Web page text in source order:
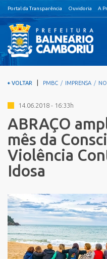
Portal da Transparência Ouvidoria A
VOLTAR PMBC IMPRENSA
14.06.2018 - 16:33h
ABRAÇO
mês da
Violência
Idosa